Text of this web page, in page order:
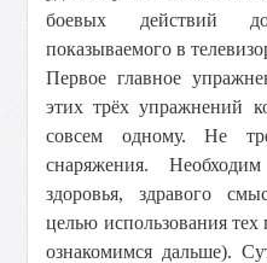
боевых действий
показываемого в
Первое главное
этих трёх упражнений
совсем одному. Не
снаряжения.
здоровья, здравого
целью использования
ознакомимся дальше).